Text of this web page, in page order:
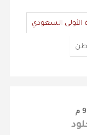
الأولى السعودي